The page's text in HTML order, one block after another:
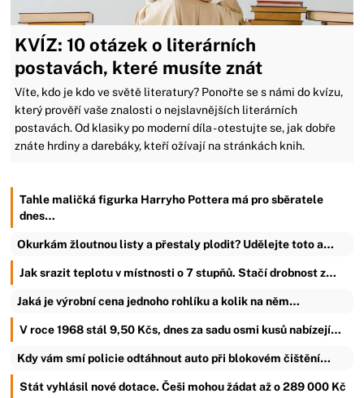
KVÍZ: 10 otázek o literárních
postavách, které musíte znát
Víte, kdo je kdo ve světě literatury? Ponořte se s námi do kvízu,
který prověří vaše znalosti o nejslavnějších literárních
postavách. Od klasiky po moderní díla - otestujte se, jak dobře
znáte hrdiny a darebáky, kteří ožívají na stránkách knih.
Tahle maličká figurka Harryho Pottera má pro sběratele
dnes…
Okurkám žloutnou listy a přestaly plodit? Udělejte toto a…
Jak srazit teplotu v místnosti o 7 stupňů. Stačí drobnost z…
Jaká je výrobní cena jednoho rohlíku a kolik na něm…
V roce 1968 stál 9,50 Kčs, dnes za sadu osmi kusů nabízejí…
Kdy vám smí policie odtáhnout auto při blokovém čištění…
Stát vyhlásil nové dotace. Češi mohou žádat až o 289 000 Kč